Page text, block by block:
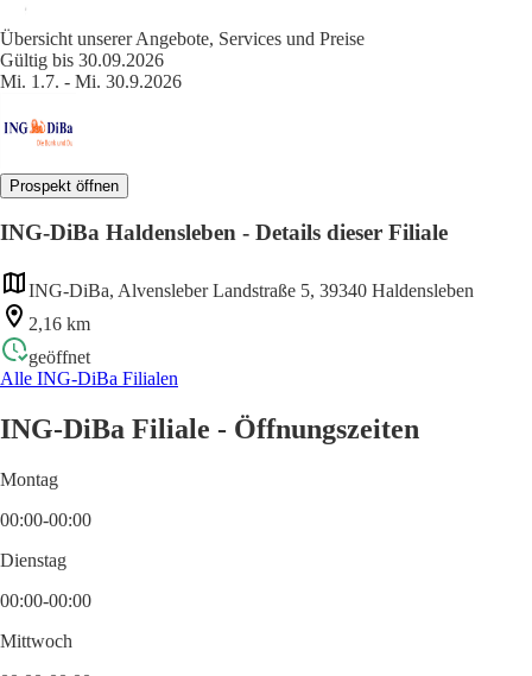
Übersicht unserer Angebote, Services und Preise
Gültig bis 30.09.2026
Mi. 1.7. - Mi. 30.9.2026
Prospekt öffnen
ING-DiBa Haldensleben - Details dieser Filiale
ING-DiBa, Alvensleber Landstraße 5, 39340 Haldensleben
2,16 km
geöffnet
Alle ING-DiBa Filialen
ING-DiBa Filiale - Öffnungszeiten
Montag
00:00-00:00
Dienstag
00:00-00:00
Mittwoch